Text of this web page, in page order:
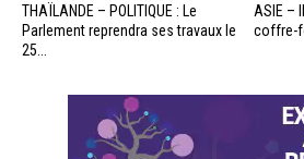
THAÏLANDE – POLITIQUE : Le
Parlement reprendra ses travaux le
25...
ASIE –
coffre-